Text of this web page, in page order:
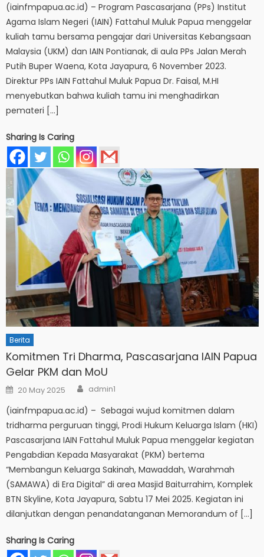
(iainfmpapua.ac.id) – Program Pascasarjana (PPs) Institut
Agama Islam Negeri (IAIN) Fattahul Muluk Papua menggelar
kuliah tamu bersama pengajar dari Universitas Kebangsaan
Malaysia (UKM) dan IAIN Pontianak, di aula PPs Jalan Merah
Putih Buper Waena, Kota Jayapura, 6 November 2023.
Direktur PPs IAIN Fattahul Muluk Papua Dr. Faisal, M.HI
menyebutkan bahwa kuliah tamu ini menghadirkan
pemateri […]
Sharing Is Caring
Berita
Komitmen Tri Dharma, Pascasarjana IAIN Papua
Gelar PKM dan MoU
Posted
on
20 May 2025 Author
admin1
(iainfmpapua.ac.id) – Sebagai wujud komitmen dalam
tridharma perguruan tinggi, Prodi Hukum Keluarga Islam (HKI)
Pascasarjana IAIN Fattahul Muluk Papua menggelar kegiatan
Pengabdian Kepada Masyarakat (PKM) bertema
“Membangun Keluarga Sakinah, Mawaddah, Warahmah
(SAMAWA) di Era Digital” di area Masjid Baiturrahim, Komplek
BTN Skyline, Kota Jayapura, Sabtu 17 Mei 2025. Kegiatan ini
dilanjutkan dengan penandatanganan Memorandum of […]
Sharing Is Caring